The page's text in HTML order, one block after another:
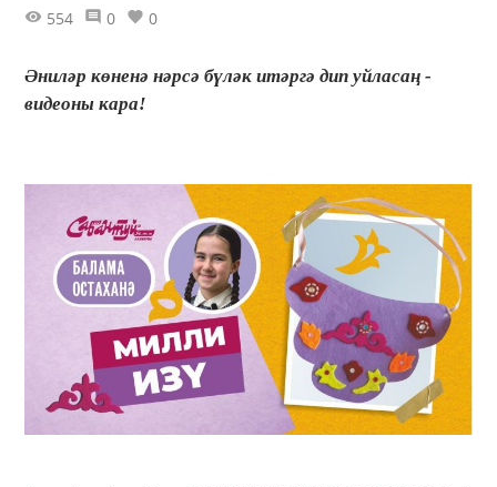
554 0 0
Әниләр көненә нәрсә бүләк итәргә дип уйласаң -
видеоны кара!